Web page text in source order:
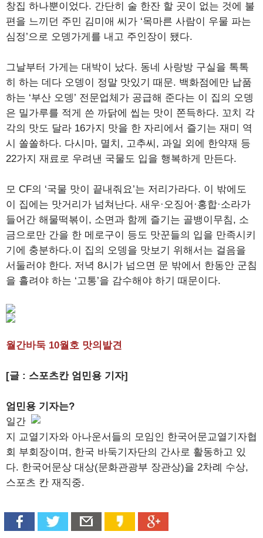
창집 하나뿐이었다. 간단히 술 한잔 할 곳이 없는 것에 불
편을 느끼던 주민 김미애 씨가 ‘목마른 사람이 우물 파는
심정’으로 오뎅가게를 내고 주인장이 됐다.
그날부터 가게는 대박이 났다. 동네 사랑방 구실을 톡톡
히 하는 데다 오뎅이 정말 맛있기 때문. 백화점에만 납품
하는 ‘부산 오뎅’ 전문업체가 공급해 준다는 이 집의 오뎅
은 밀가루를 적게 쓴 까닭에 씹는 맛이 쫀득하다. 꼬치 각
각의 맛도 달라 16가지 맛을 한 자리에서 즐기는 재미 역
시 쏠쏠하다. 다시마, 멸치, 고추씨, 과일 외에 한약재 등
22가지 재료로 우려낸 국물도 입을 행복하게 만든다.
모 CF의 ‘국물 맛이 끝내줘요’는 저리가라다. 이 밖에도
이 집에는 맛거리가 넘쳐난다. 새우·오징어·홍합·소라가
들어간 해물떡볶이, 소면과 함께 즐기는 골뱅이무침, 소
금으로만 간을 한 메로구이 등도 맛꾼들의 입을 만족시키
기에 충분하다.이 집의 오뎅을 맛보기 위해서는 걸음을
서둘러야 한다. 저녁 8시가 넘으면 문 밖에서 한동안 군침
을 흘려야 하는 ‘고통’을 감수해야 하기 때문이다.
월간바둑 10월호 맛의발견
[글 : 스포츠칸 엄민용 기자]
엄민용 기자는?
일간
지 교열기자와 아나운서들의 모임인 한국어문교열기자협
회 부회장이며, 한국 바둑기자단의 간사로 활동하고 있
다. 한국어문상 대상(문화관광부 장관상)을 2차례 수상,
스포츠 칸 재직중.